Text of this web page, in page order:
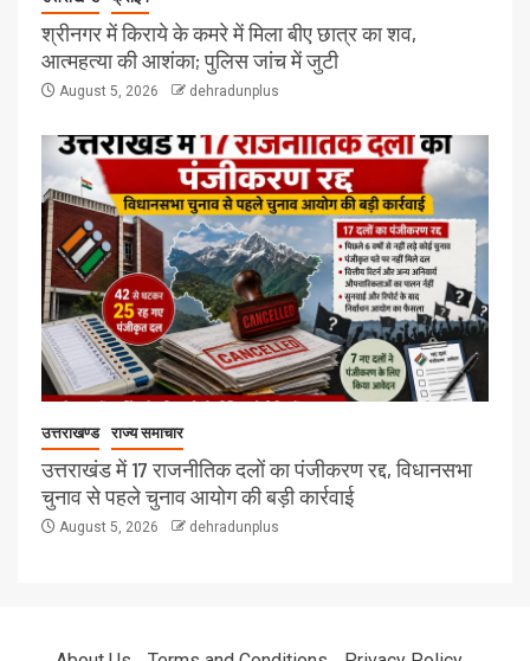
श्रीनगर में किराये के कमरे में मिला बीए छात्र का शव,
आत्महत्या की आशंका; पुलिस जांच में जुटी
August 5, 2026 dehradunplus
उत्तराखण्ड राज्य समाचार
उत्तराखंड में 17 राजनीतिक दलों का पंजीकरण रद्द, विधानसभा
चुनाव से पहले चुनाव आयोग की बड़ी कार्रवाई
August 5, 2026 dehradunplus